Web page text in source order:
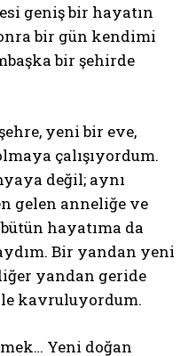
geniş bir hayatın
bir gün kendimi
bir şehirde
yeni bir eve,
çalışıyordum.
değil; aynı
gelen anneliğe ve
hayatıma da
Bir yandan yeni
yandan geride
kavruluyordum.
Yeni doğan